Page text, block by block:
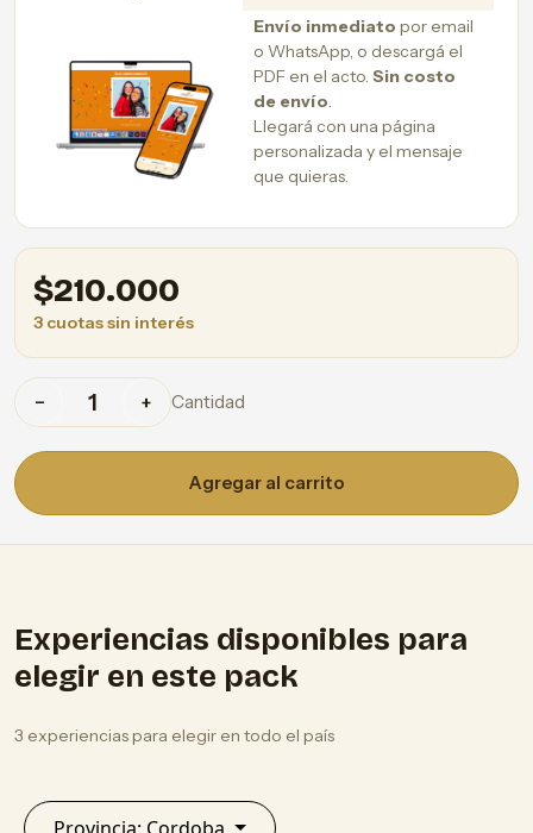
Envío inmediato por email
o WhatsApp, o descargá el
PDF en el acto. Sin costo
de envío.
Llegará con una página
personalizada y el mensaje
que quieras.
$210.000
3 cuotas sin interés
− + Cantidad
Agregar al carrito
Experiencias disponibles para
elegir en este pack
3 experiencias para elegir en todo el país